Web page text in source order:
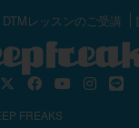
DTMレッスンのご受講
FREAKS